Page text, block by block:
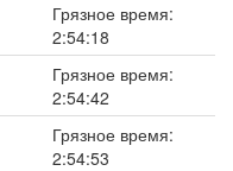
Грязное время:
2:54:18
Грязное время:
2:54:42
Грязное время:
2:54:53